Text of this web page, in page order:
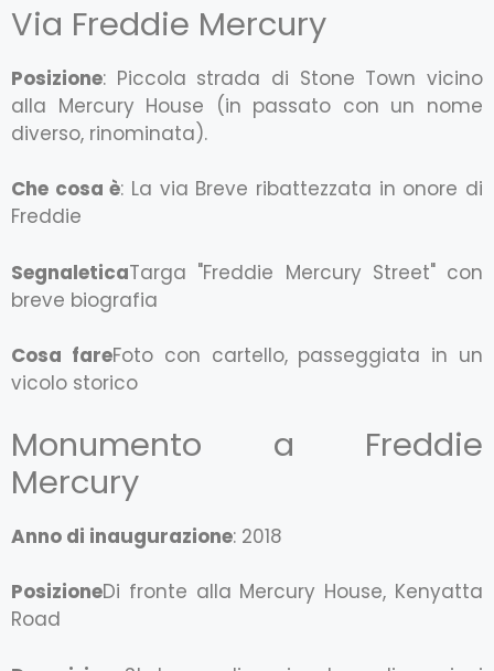
Via Freddie Mercury
Posizione: Piccola strada di Stone Town vicino
alla Mercury House (in passato con un nome
diverso, rinominata).
Che cosa è: La via Breve ribattezzata in onore di
Freddie
SegnaleticaTarga "Freddie Mercury Street" con
breve biografia
Cosa fareFoto con cartello, passeggiata in un
vicolo storico
Monumento a Freddie
Mercury
Anno di inaugurazione: 2018
PosizioneDi fronte alla Mercury House, Kenyatta
Road